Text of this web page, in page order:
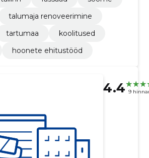
talumaja renoveerimine
tartumaa
koolitused
hoonete ehitustööd
4.4 9